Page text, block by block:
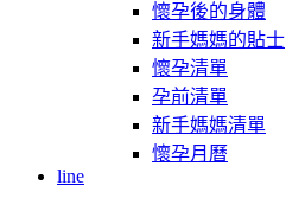
懷孕後的身體
新手媽媽的貼士
懷孕清單
孕前清單
新手媽媽清單
懷孕月曆
line